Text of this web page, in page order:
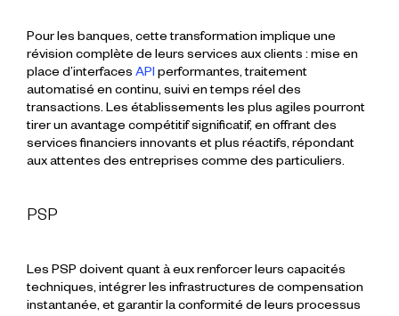
Pour les banques, cette transformation implique une
révision complète de leurs services aux clients : mise en
place d’interfaces API performantes, traitement
automatisé en continu, suivi en temps réel des
transactions. Les établissements les plus agiles pourront
tirer un avantage compétitifsignificatif, en offrant des
services financiers innovants et plus réactifs, répondant
aux attentes des entreprises comme des particuliers.
PSP
Les PSP doivent quant à eux renforcer leurs capacités
techniques, intégrer les infrastructures de compensation
instantanée, et garantir la conformité de leurs processus